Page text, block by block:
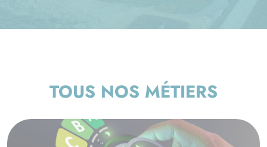
TOUS NOS MÉTIERS